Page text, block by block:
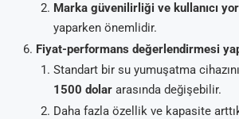
Marka güvenilirliği ve kullanıcı
yaparken önemlidir.
Fiyat-performans değerlendirmesi
Standart bir su yumuşatma
1500 dolar arasında değişebilir.
Daha fazla özellik ve kapasite